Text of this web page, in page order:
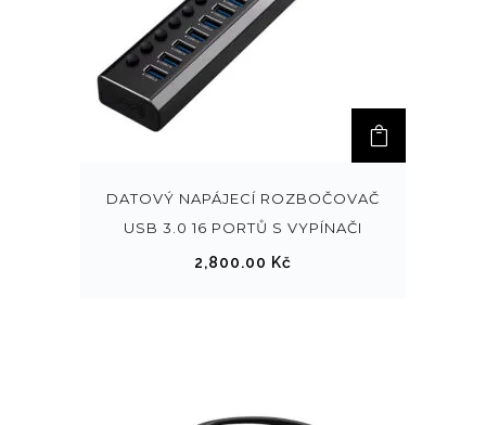
DATOVÝ NAPÁJECÍ ROZBOČOVAČ
USB 3.0 16 PORTŮ S VYPÍNAČI
2,800.00 Kč